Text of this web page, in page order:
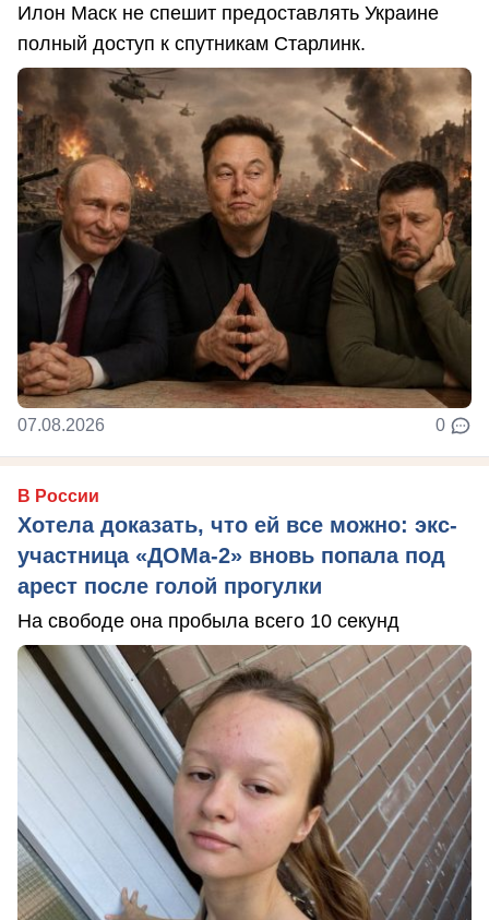
Илон Маск не спешит предоставлять Украине
полный доступ к спутникам Старлинк.
07.08.2026 0
В России
Хотела доказать, что ей все можно: экс-
участница «ДОМа-2» вновь попала под
арест после голой прогулки
На свободе она пробыла всего 10 секунд